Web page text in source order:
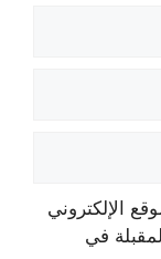
الإلكتروني
في